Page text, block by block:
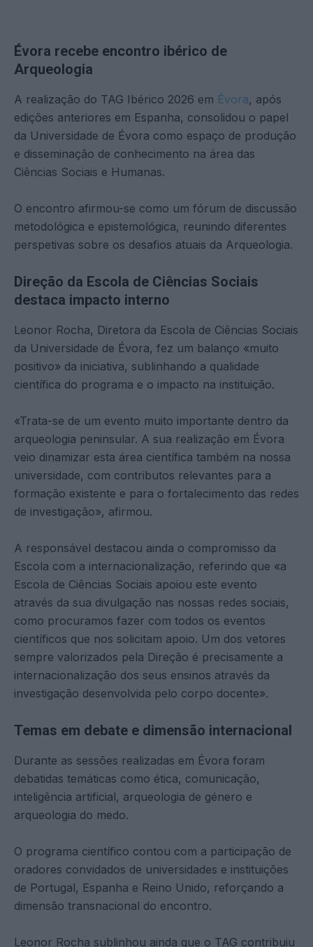
Évora recebe encontro ibérico de
Arqueologia
A realização do TAG Ibérico 2026 em Évora, após
edições anteriores em Espanha, consolidou o papel
da Universidade de Évora como espaço de produção
e disseminação de conhecimento na área das
Ciências Sociais e Humanas.
O encontro afirmou-se como um fórum de discussão
metodológica e epistemológica, reunindo diferentes
perspetivas sobre os desafios atuais da Arqueologia.
Direção da Escola de Ciências Sociais
destaca impacto interno
Leonor Rocha, Diretora da Escola de Ciências Sociais
da Universidade de Évora, fez um balanço «muito
positivo» da iniciativa, sublinhando a qualidade
científica do programa e o impacto na instituição.
«Trata-se de um evento muito importante dentro da
arqueologia peninsular. A sua realização em Évora
veio dinamizar esta área científica também na nossa
universidade, com contributos relevantes para a
formação existente e para o fortalecimento das redes
de investigação», afirmou.
A responsável destacou ainda o compromisso da
Escola com a internacionalização, referindo que «a
Escola de Ciências Sociais apoiou este evento
através da sua divulgação nas nossas redes sociais,
como procuramos fazer com todos os eventos
científicos que nos solicitam apoio. Um dos vetores
sempre valorizados pela Direção é precisamente a
internacionalização dos seus ensinos através da
investigação desenvolvida pelo corpo docente».
Temas em debate e dimensão internacional
Durante as sessões realizadas em Évora foram
debatidas temáticas como ética, comunicação,
inteligência artificial, arqueologia de género e
arqueologia do medo.
O programa científico contou com a participação de
oradores convidados de universidades e instituições
de Portugal, Espanha e Reino Unido, reforçando a
dimensão transnacional do encontro.
Leonor Rocha sublinhou ainda que o TAG contribuiu